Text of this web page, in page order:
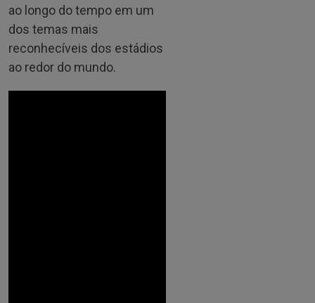
ao longo do tempo em um
dos temas mais
reconhecíveis dos estádios
ao redor do mundo.